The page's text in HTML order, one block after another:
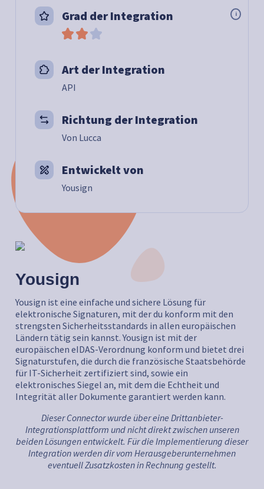
Grad der Integration i
Art der Integration
API
Richtung der Integration
Von Lucca
Entwickelt von
Yousign
Yousign
Yousign ist eine einfache und sichere Lösung für
elektronische Signaturen, mit der du konform mit den
strengsten Sicherheitsstandards in allen europäischen
Ländern tätig sein kannst. Yousign ist mit der
europäischen eIDAS-Verordnung konform und bietet drei
Signaturstufen, die durch die französische Staatsbehörde
für IT-Sicherheit zertifiziert sind, sowie ein
elektronisches Siegel an, mit dem die Echtheit und
Integrität aller Dokumente garantiert werden kann.
Dieser Connector wurde über eine Drittanbieter-
Integrationsplattform und nicht direkt zwischen unseren
beiden Lösungen entwickelt. Für die Implementierung dieser
Integration werden dir vom Herausgeberunternehmen
eventuell Zusatzkosten in Rechnung gestellt.